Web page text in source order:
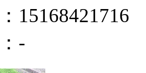
15168421716
-